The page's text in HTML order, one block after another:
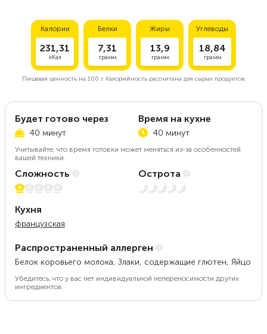
Калории
231,31
кКал
Белки
7,31
грамм
Жиры
13,9
грамм
Углеводы
18,84
грамм
Пищевая ценность на 100 г.Калорийность рассчитана для сырых продуктов.
Будет готово через
40 минут
Время на кухне
40 минут
Учитывайте, что время готовки может меняться из-за особенностей
вашей техники.
Сложность
1 из 5
Острота
Нет остроты
Кухня
французская
Распространенный аллерген
Белок коровьего молока, Злаки, содержащие глютен, Яйцо
Убедитесь, что у вас нет индивидуальной непереносимости других
ингредиентов.